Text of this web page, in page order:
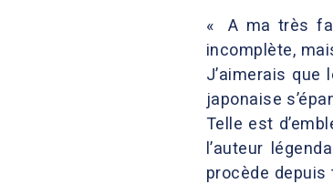
« A ma très
incomplète,
J’aimerais
japonaise
Telle est
l’auteur
procède